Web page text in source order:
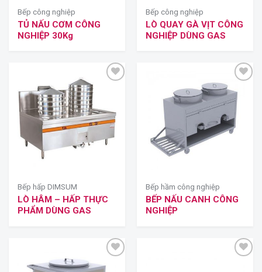
Bếp công nghiệp
TỦ NẤU CƠM CÔNG
NGHIỆP 30Kg
Bếp công nghiệp
LÒ QUAY GÀ VỊT CÔNG
NGHIỆP DÙNG GAS
Bếp hấp DIMSUM
LÒ HÂM – HẤP THỰC
PHẨM DÙNG GAS
Bếp hầm công nghiệp
BẾP NẤU CANH CÔNG
NGHIỆP